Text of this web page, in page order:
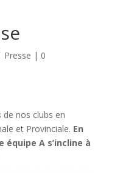
Presse | 0
nos clubs en
et Provinciale. En
équipe A s’incline à